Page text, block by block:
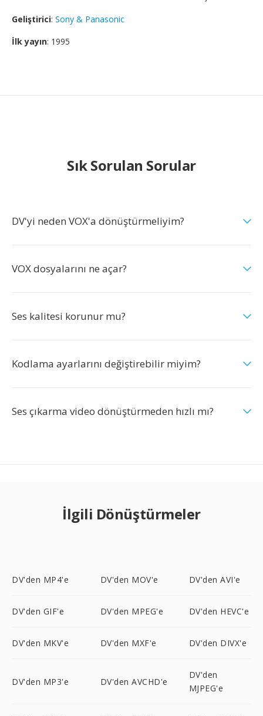
Geliştirici: Sony & Panasonic
İlk yayın: 1995
Sık Sorulan Sorular
DV'yi neden VOX'a dönüştürmeliyim?
VOX dosyalarını ne açar?
Ses kalitesi korunur mu?
Kodlama ayarlarını değiştirebilir miyim?
Ses çıkarma video dönüştürmeden hızlı mı?
İlgili Dönüştürmeler
DV'den MP4'e DV'den MOV'e DV'den AVI'e
DV'den GIF'e DV'den MPEG'e DV'den HEVC'e
DV'den MKV'e DV'den MXF'e DV'den DIVX'e
DV'den MP3'e DV'den AVCHD'e
DV'den
MJPEG'e